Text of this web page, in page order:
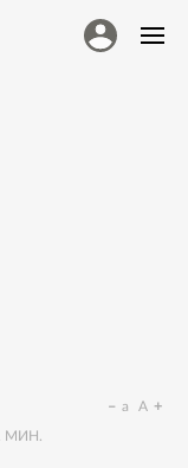
МИН.
a A